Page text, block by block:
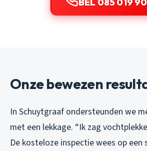
Onze bewezen
In Schuytgraaf ondersteunden we
met een lekkage. “Ik zag
De kosteloze inspectie wees op een